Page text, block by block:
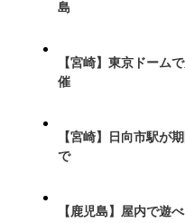
島
【宮崎】東京ドーム
催
【宮崎】日向市駅が
で
【鹿児島】屋内で遊